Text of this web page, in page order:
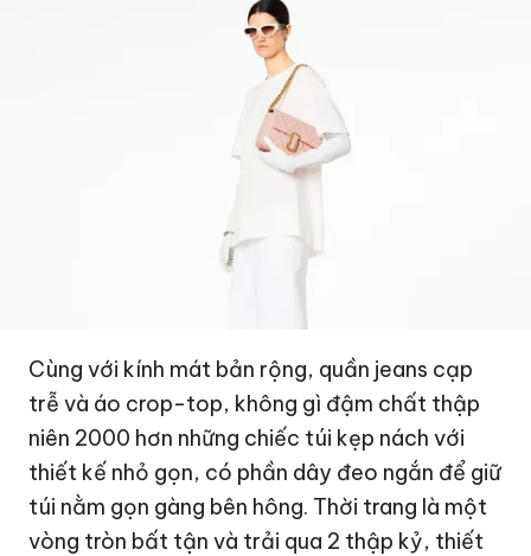
Cùng với kính mát bản rộng, quần jeans cạp
trễ và áo crop-top, không gì đậm chất thập
niên 2000 hơn những chiếc túi kẹp nách với
thiết kế nhỏ gọn, có phần dây đeo ngắn để giữ
túi nằm gọn gàng bên hông. Thời trang là một
vòng tròn bất tận và trải qua 2 thập kỷ, thiết